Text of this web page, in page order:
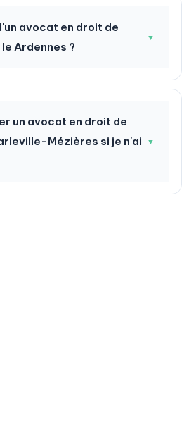
avocat en droit de
Ardennes ?
▼
un avocat en droit de
Mézières si je n'ai
▼